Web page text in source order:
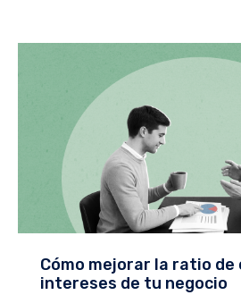
Cómo mejorar la ratio
intereses de tu negocio